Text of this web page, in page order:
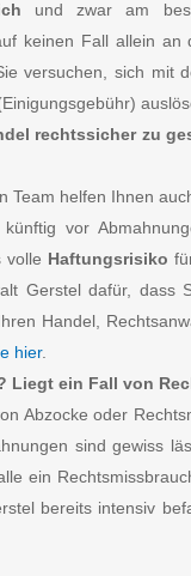
und zwar am
keinen Fall allein
versuchen, sich mit
rechtssicher zu
Team helfen Ihnen
vor
volle Haftungsrisiko
Gerstel dafür, dass
Handel,
hier.
Liegt ein Fall von
Abzocke oder
sind gewiss
ein
bereits intensiv